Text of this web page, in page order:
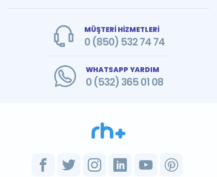
MÜŞTERİ HİZMETLERİ
0 (850) 532 74 74
WHATSAPP YARDIM
0 (532) 365 01 08